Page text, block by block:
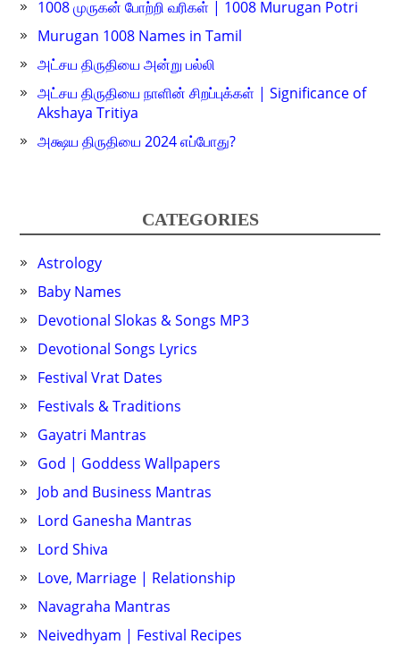
1008 முருகன் போற்றி வரிகள் | 1008 Murugan Potri
Murugan 1008 Names in Tamil
அட்சய திருதியை அன்று பல்லி
அட்சய திருதியை நாளின் சிறப்புக்கள் | Significance of
Akshaya Tritiya
அக்ஷய திருதியை 2024 எப்போது?
CATEGORIES
Astrology
Baby Names
Devotional Slokas & Songs MP3
Devotional Songs Lyrics
Festival Vrat Dates
Festivals & Traditions
Gayatri Mantras
God | Goddess Wallpapers
Job and Business Mantras
Lord Ganesha Mantras
Lord Shiva
Love, Marriage | Relationship
Navagraha Mantras
Neivedhyam | Festival Recipes